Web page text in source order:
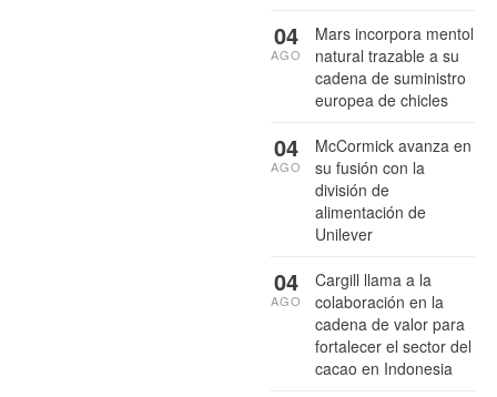
Mars incorpora mentol
natural trazable a su
cadena de suministro
europea de chicles
04
AGO
McCormick avanza en
su fusión con la
división de
alimentación de
Unilever
04
AGO
Cargill llama a la
colaboración en la
cadena de valor para
fortalecer el sector del
cacao en Indonesia
04
AGO